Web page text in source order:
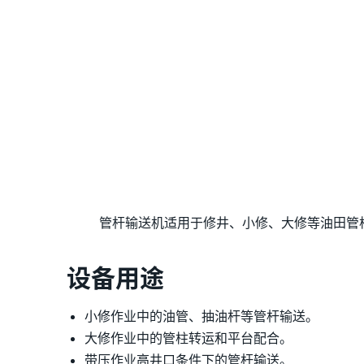
管杆输送机适用于修井、小修、大修等油田管
设备用途
小修作业中的油管、抽油杆等管杆输送。
大修作业中的管柱转运和平台配合。
带压作业高井口条件下的管杆输送。